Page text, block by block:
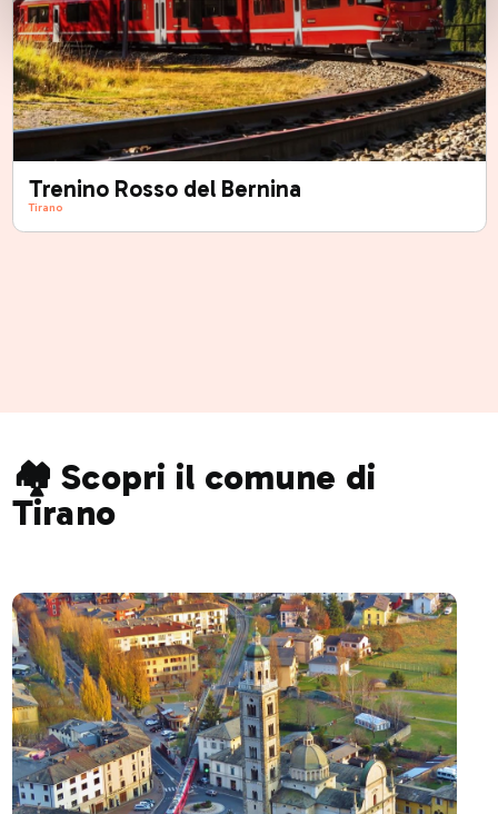
Trenino Rosso del Bernina
Tirano
🏘️ Scopri il comune di
Tirano